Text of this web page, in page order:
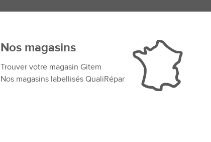
Nos magasins
Trouver votre magasin Gitem
Nos magasins labellisés QualiRépar